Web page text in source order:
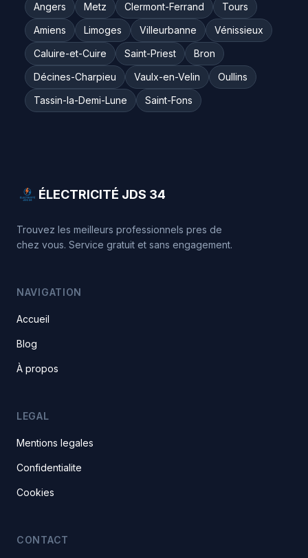
Angers
Metz Clermont-Ferrand
Tours
Amiens
Limoges Villeurbanne
Vénissieux
Caluire-et-Cuire
Saint-Priest
Bron
Décines-Charpieu
Vaulx-en-Velin
Oullins
Tassin-la-Demi-Lune
Saint-Fons
ÉLECTRICITÉ JDS 34
Trouvez les meilleurs professionnels pres de
chez vous. Service gratuit et sans engagement.
NAVIGATION
Accueil
Blog
À propos
LEGAL
Mentions legales
Confidentialite
Cookies
CONTACT